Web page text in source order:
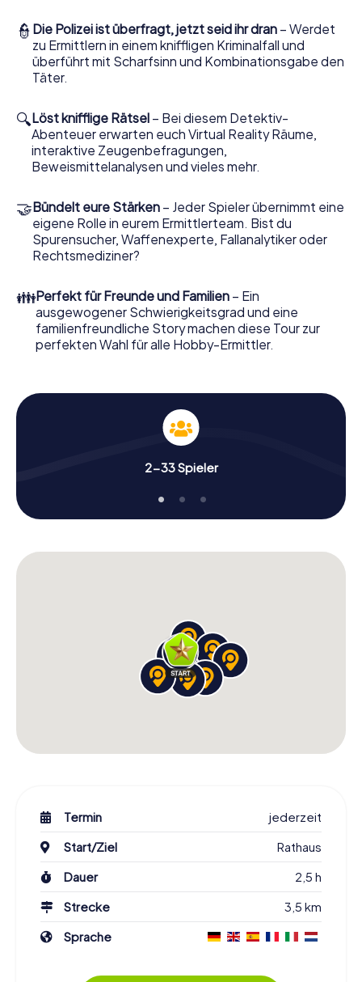
sämtliche multimedialen Fähigkeiten Ihres Handgeräts.
Das Krimispiel in Altamura holt aber auch aus Ihnen und
Ihren Mitstreitern verborgene Talente heraus! Sie
schlüpfen in spannende Rollen und meistern die Krimi-
oder Gerichtsmediziner. Sie bekommen herausfordernde
Zusatzaufgaben auf Ihre Handys gespielt, die Ihrem
jeweiligem Charakter entsprechen und dem Schlagwort
„Abwechslungsreichtum“ an ganz neue Bedeutung
verleihen.
Das Krimispiel in Altamura kann beginnen!
Nun fehlt Ihnen nur noch eine Kleinigkeit, um mit Ihren
Ermittlungen in Altamura zu starten: Ihr Ticketcode!
Postfach. Jetzt starten Sie Ihren Online-Browser, geben
Ihren Code ein – und sind startklar!
Worauf warten Sie noch? Altamura zählt auf Sie!
👮 Die Polizei ist überfragt, jetzt seid ihr dran – Werdet
zu Ermittlern in einem kniffligen Kriminalfall und
überführt mit Scharfsinn und Kombinationsgabe den
Täter.
🔍Löst knifflige Rätsel – Bei diesem Detektiv-
Abenteuer erwarten euch Virtual Reality Räume,
interaktive Zeugenbefragungen,
Beweismittelanalysen und vieles mehr.
🤝Bündelt eure Stärken – Jeder Spieler übernimmt eine
eigene Rolle in eurem Ermittlerteam. Bist du
Spurensucher, Waffenexperte, Fallanalytiker oder
Rechtsmediziner?
👪Perfekt für Freunde und Familien – Ein
ausgewogener Schwierigkeitsgrad und eine
familienfreundliche Story machen diese Tour zur
perfekten Wahl für alle Hobby-Ermittler.
2-33 Spieler
Termin
jederzeit
Start/Ziel
Rathaus
Dauer
2,5 h
Strecke
3,5 km
Sprache